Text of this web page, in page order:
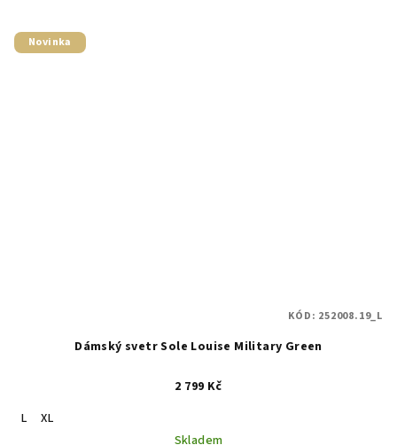
Novinka
Dámský svetr Sole Louise Military Green
2 799 Kč
L
XL
Skladem
KÓD: 252008.19_L